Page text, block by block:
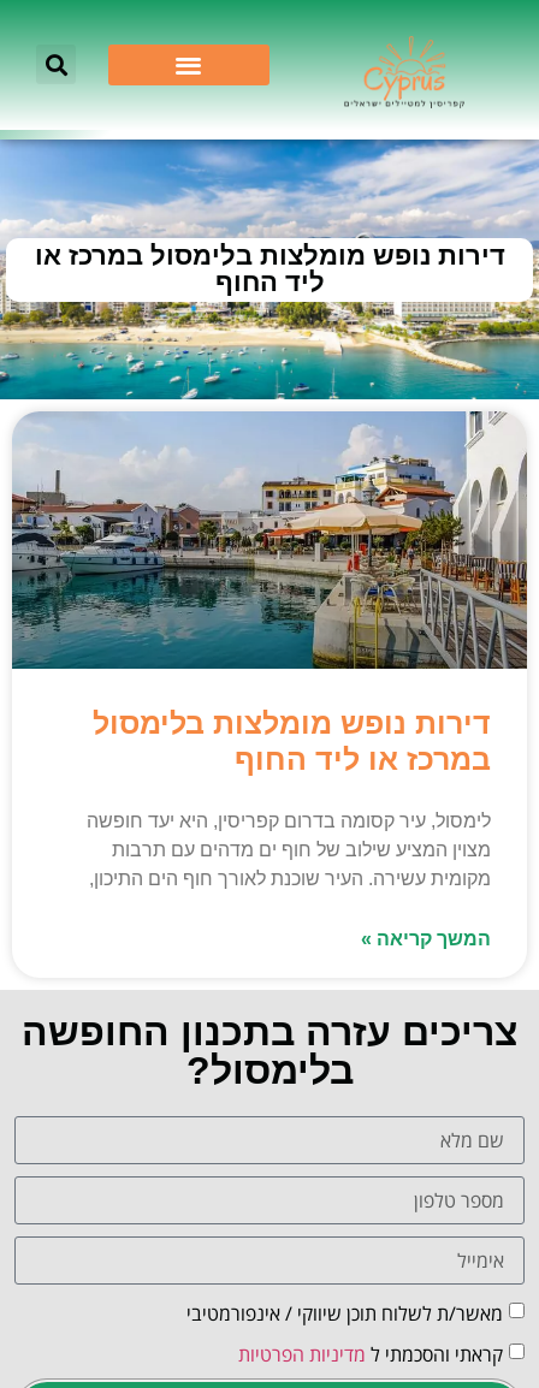
דירות נופש מומלצות בלימסול במרכז או
ליד החוף
דירות נופש מומלצות בלימסול
במרכז או ליד החוף
לימסול, עיר קסומה בדרום קפריסין, היא יעד חופשה
מצוין המציע שילוב של חוף ים מדהים עם תרבות
מקומית עשירה. העיר שוכנת לאורך חוף הים התיכון,
המשך קריאה »
צריכים עזרה בתכנון החופשה
בלימסול?
מאשר/ת לשלוח תוכן שיווקי / אינפורמטיבי
קראתי והסכמתי ל מדיניות הפרטיות